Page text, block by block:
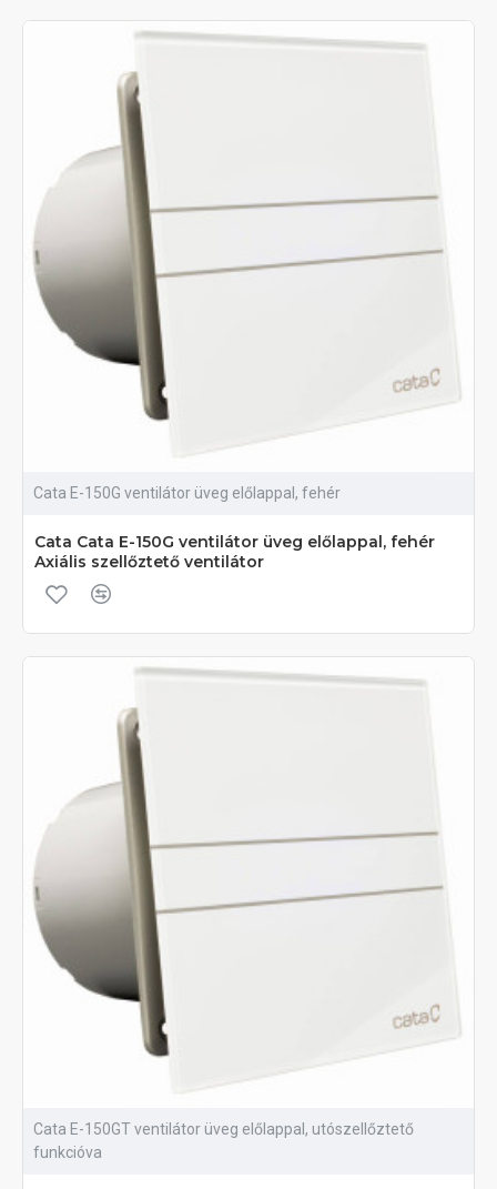
Cata E-150G ventilátor üveg előlappal, fehér
Cata Cata E-150G ventilátor üveg előlappal, fehér
Axiális szellőztető ventilátor
Cata E-150GT ventilátor üveg előlappal, utószellőztető
funkcióva